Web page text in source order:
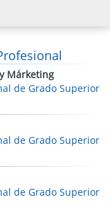
Márketing
de Grado Superior
de Grado Superior
de Grado Superior